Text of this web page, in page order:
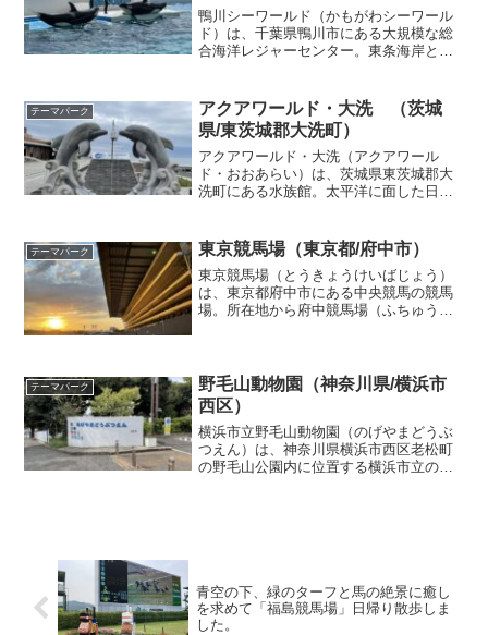
鴨川シーワールド（かもがわシーワール
ド）は、千葉県鴨川市にある大規模な総
合海洋レジャーセンター。東条海岸と国
した生態展示とパフォーマンスにより、
生命（いのち）の...
テーマパーク
アクアワールド・大洗 （茨城
県/東茨城郡大洗町）
アクアワールド・大洗（アクアワール
ド・おおあらい）は、茨城県東茨城郡大
洗町にある水族館。太平洋に面した日本
を行い、博物館や科学館的な展示手法を
採り入れた海の総合ミュージ...
テーマパーク 東京競馬場（東京都/府中市）
東京競馬場（とうきょうけいばじょう）
は、東京都府中市にある中央競馬の競馬
場。所在地から府中競馬場（ふちゅうけ
ターの他、馬車（ホース...
テーマパーク
野毛山動物園（神奈川県/横浜市
西区）
横浜市立野毛山動物園（のげやまどうぶ
つえん）は、神奈川県横浜市西区老松町
の野毛山公園内に位置する横浜市立の動
青空の下、緑のターフと馬の絶景に癒し
を求めて「福島競馬場」日帰り散歩しま
した。